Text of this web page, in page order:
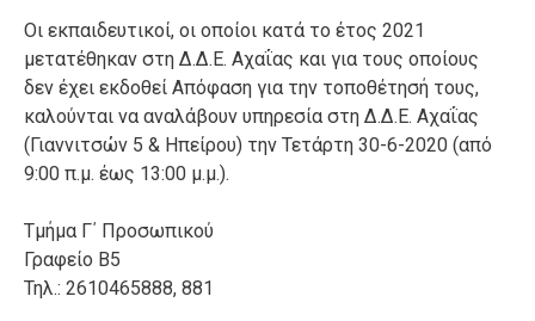
Οι εκπαιδευτικοί, οι οποίοι κατά το έτος 2021
μετατέθηκαν στη Δ.Δ.Ε. Αχαΐας και για τους οποίους
δεν έχει εκδοθεί Απόφαση για την τοποθέτησή τους,
καλούνται να αναλάβουν υπηρεσία στη Δ.Δ.Ε. Αχαΐας
(Γιαννιτσών 5 & Ηπείρου) την Τετάρτη 30-6-2020 (από
9:00 π.μ. έως 13:00 μ.μ.).
Τμήμα Γ΄ Προσωπικού
Γραφείο Β5
Τηλ.: 2610465888, 881